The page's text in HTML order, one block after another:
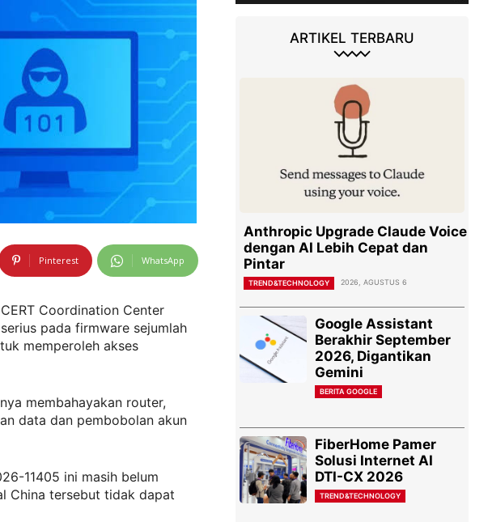
Pinterest WhatsApp
Coordination Center
pada firmware sejumlah
memperoleh akses
membahayakan router,
data dan pembobolan akun
11405 ini masih belum
China tersebut tidak dapat
ARTIKEL TERBARU
Anthropic Upgrade Claude Voice
dengan AI Lebih Cepat dan
Pintar
TREND&TECHNOLOGY 2026, AGUSTUS 6
Google Assistant
Berakhir September
2026, Digantikan
Gemini
BERITA GOOGLE
FiberHome Pamer
Solusi Internet AI
DTI-CX 2026
TREND&TECHNOLOGY